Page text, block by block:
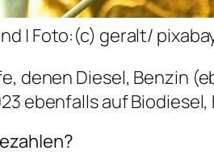
| Foto:(c) geralt/
denen Diesel, Benzin
ebenfalls auf